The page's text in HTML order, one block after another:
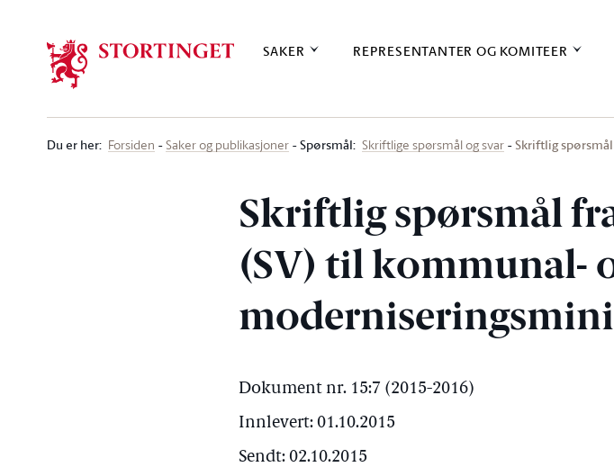
SAKER REPRESENTANTER OG KOMITEER
Du er her: Forsiden Saker og publikasjoner Spørsmål: Skriftlige spørsmål og svar Skriftlig spørsmål
Skriftlig spørsmål
(SV) til kommunal-
Dokument nr. 15:7 (2015-2016)
Innlevert: 01.10.2015
Sendt: 02.10.2015